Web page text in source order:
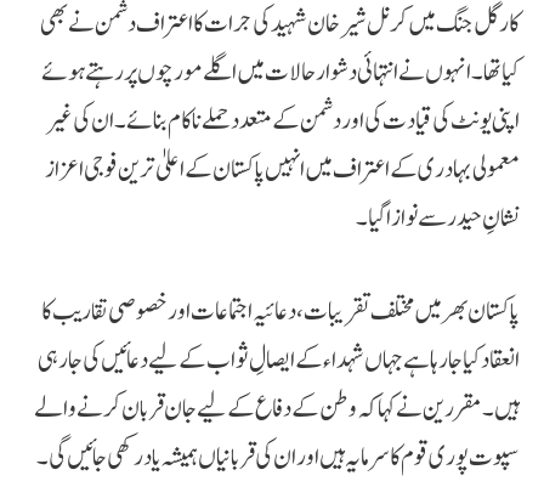
کارگل جنگ میں کرنل شیر خان شہید کی جرات کا اعتراف دشمن نے بھی
کیا تھا۔ انہوں نے انتہائی دشوار حالات میں اگلے مورچوں پر رہتے ہوئے
اپنی یونٹ کی قیادت کی اور دشمن کے متعدد حملے ناکام بنائے۔ ان کی غیر
معمولی بہادری کے اعتراف میں انہیں پاکستان کے اعلیٰ ترین فوجی اعزاز
نشانِ حیدر سے نوازا گیا۔
پاکستان بھر میں مختلف تقریبات، دعائیہ اجتماعات اور خصوصی تقاریب کا
انعقاد کیا جا رہا ہے جہاں شہداء کے ایصالِ ثواب کے لیے دعائیں کی جا رہی
ہیں۔ مقررین نے کہا کہ وطن کے دفاع کے لیے جان قربان کرنے والے
سپوت پوری قوم کا سرمایہ ہیں اور ان کی قربانیاں ہمیشہ یاد رکھی جائیں گی۔